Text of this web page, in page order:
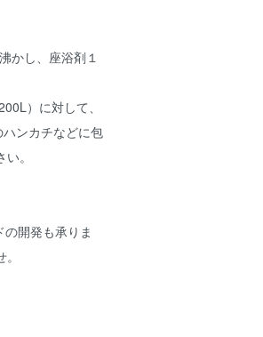
かし、座浴剤１
）に対して、
ンカチなどに包
。
開発も承りま